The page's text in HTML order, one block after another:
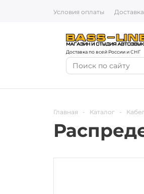
Условия оплаты Доставка
Доставка по всей России и СНГ
Главная - Каталог -